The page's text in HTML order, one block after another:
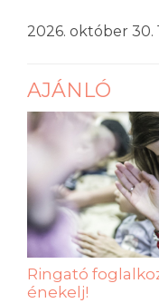
2026. október 30.
AJÁNLÓ
Ringató
énekelj!